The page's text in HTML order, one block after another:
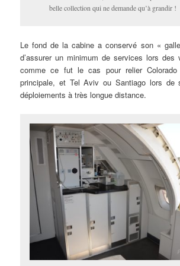
belle collection qui ne demande qu’à grandir !
Le fond de la cabine a conservé son «
d’assurer un minimum de services lors des
comme ce fut le cas pour relier
principale, et Tel Aviv ou Santiago lors de
déploiements à très longue distance.